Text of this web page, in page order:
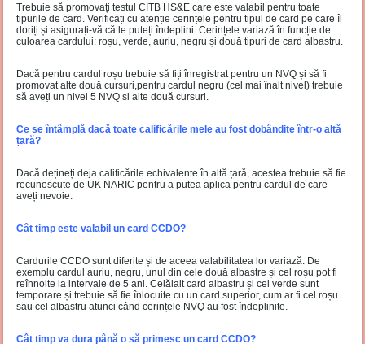
Trebuie să promovați testul CITB HS&E care este valabil pentru toate
tipurile de card. Verificați cu atenție cerințele pentru tipul de card pe care îl
doriți și asigurați-vă că le puteți îndeplini. Cerințele variază în funcție de
culoarea cardului: roșu, verde, auriu, negru și două tipuri de card albastru.
Dacă pentru cardul roșu trebuie să fiți înregistrat pentru un NVQ și să fi
promovat alte două cursuri,pentru cardul negru (cel mai înalt nivel) trebuie
să aveți un nivel 5 NVQ si alte două cursuri.
Ce se întâmplă dacă toate calificările mele au fost dobândite într-o altă
țară?
Dacă dețineți deja calificările echivalente în altă țară, acestea trebuie să fie
recunoscute de UK NARIC pentru a putea aplica pentru cardul de care
aveți nevoie.
Cât timp este valabil un card CCDO?
Cardurile CCDO sunt diferite și de aceea valabilitatea lor variază. De
exemplu cardul auriu, negru, unul din cele două albastre și cel roșu pot fi
reînnoite la intervale de 5 ani. Celălalt card albastru și cel verde sunt
temporare și trebuie să fie înlocuite cu un card superior, cum ar fi cel roșu
sau cel albastru atunci când cerințele NVQ au fost îndeplinite.
Cât timp va dura până o să primesc un card CCDO?